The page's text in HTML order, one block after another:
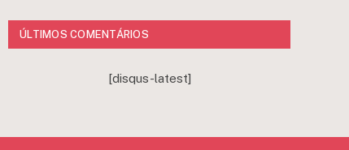
ÚLTIMOS COMENTÁRIOS
[disqus-latest]